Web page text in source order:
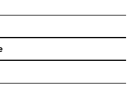
& places à l’unité